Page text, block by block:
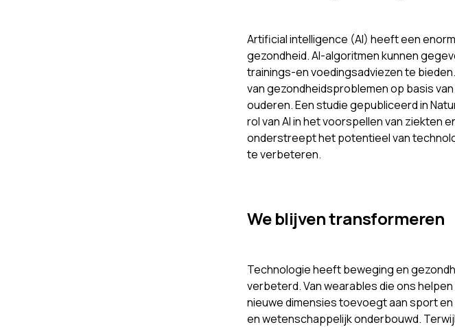
Artificial intelligence (AI) heeft een
gezondheid. AI-algoritmen kunnen
trainings-en voedingsadviezen te
van gezondheidsproblemen op basis
ouderen. Een studie gepubliceerd in
rol van AI in het voorspellen van ziekten
onderstreept het potentieel van
te verbeteren.
We blijven transformeren
Technologie heeft beweging en
verbeterd. Van wearables die ons
nieuwe dimensies toevoegt aan sport
en wetenschappelijk onderbouwd.